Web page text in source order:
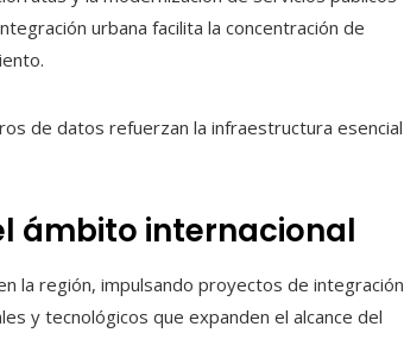
urbana facilita la concentración de
de datos refuerzan la infraestructura esencial
ámbito internacional
la región, impulsando proyectos de integración
y tecnológicos que expanden el alcance del